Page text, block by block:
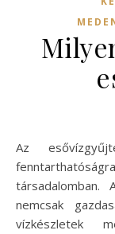
Az esővízgyűjtés egyre népszerűbbé válik a
társadalomban.
nemcsak
vízkészletek